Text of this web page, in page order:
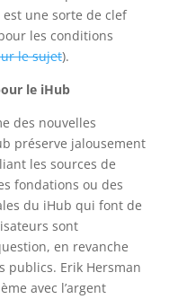
une sorte de clef
les conditions
le sujet).
le iHub
des nouvelles
préserve jalousement
les sources de
fondations ou des
du iHub qui font de
sont
en revanche
publics. Erik Hersman
avec l’argent